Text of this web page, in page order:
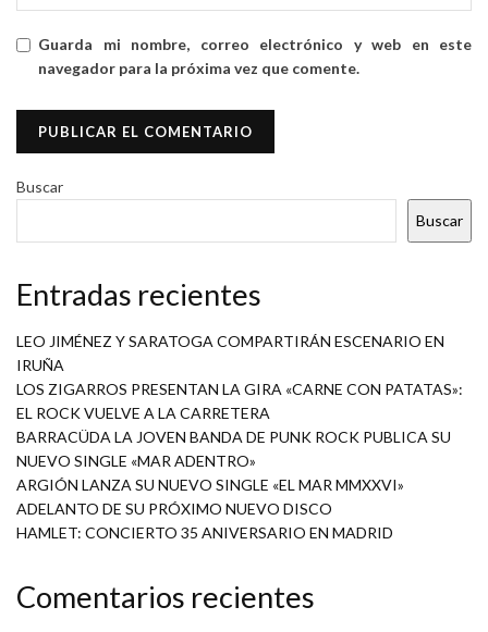
Guarda mi nombre, correo electrónico y web en este
navegador para la próxima vez que comente.
Buscar
Buscar
Entradas recientes
LEO JIMÉNEZ Y SARATOGA COMPARTIRÁN ESCENARIO EN
IRUÑA
LOS ZIGARROS PRESENTAN LA GIRA «CARNE CON PATATAS»:
EL ROCK VUELVE A LA CARRETERA
BARRACÜDA LA JOVEN BANDA DE PUNK ROCK PUBLICA SU
NUEVO SINGLE «MAR ADENTRO»
ARGIÓN LANZA SU NUEVO SINGLE «EL MAR MMXXVI»
ADELANTO DE SU PRÓXIMO NUEVO DISCO
HAMLET: CONCIERTO 35 ANIVERSARIO EN MADRID
Comentarios recientes